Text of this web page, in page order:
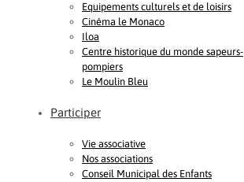
Equipements culturels et de loisirs
Cinéma le Monaco
Iloa
Centre historique du monde sapeurs-
pompiers
Le Moulin Bleu
Participer
Vie associative
Nos associations
Conseil Municipal des Enfants